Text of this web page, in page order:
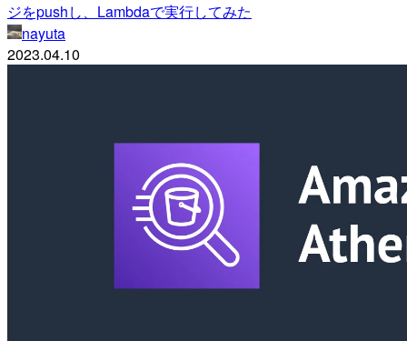
ジをpushし、Lambdaで実行してみた
nayuta
2023.04.10